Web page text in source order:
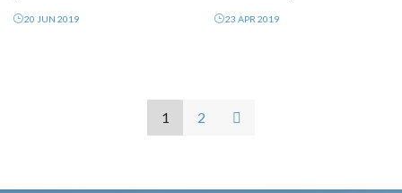
20 JUN 2019 23 APR 2019
1 2